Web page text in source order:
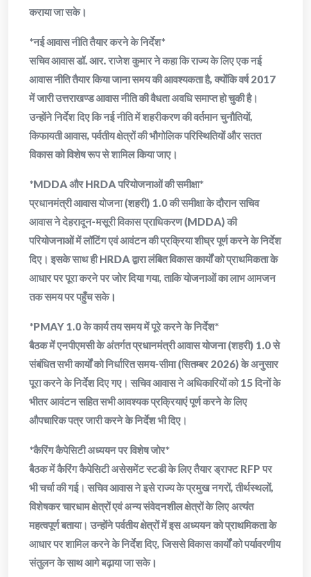
कराया जा सके।
*नई आवास नीति तैयार करने के निर्देश*
सचिव आवास डॉ. आर. राजेश कुमार ने कहा कि राज्य के लिए एक नई
आवास नीति तैयार किया जाना समय की आवश्यकता है, क्योंकि वर्ष 2017
में जारी उत्तराखण्ड आवास नीति की वैधता अवधि समाप्त हो चुकी है।
उन्होंने निर्देश दिए कि नई नीति में शहरीकरण की वर्तमान चुनौतियों,
किफायती आवास, पर्वतीय क्षेत्रों की भौगोलिक परिस्थितियों और सतत
विकास को विशेष रूप से शामिल किया जाए।
*MDDA और HRDA परियोजनाओं की समीक्षा*
प्रधानमंत्री आवास योजना (शहरी) 1.0 की समीक्षा के दौरान सचिव
आवास ने देहरादून-मसूरी विकास प्राधिकरण (MDDA) की
परियोजनाओं में लॉटिंग एवं आवंटन की प्रक्रिया शीघ्र पूर्ण करने के निर्देश
दिए। इसके साथ ही HRDA द्वारा लंबित विकास कार्यों को प्राथमिकता के
आधार पर पूरा करने पर जोर दिया गया, ताकि योजनाओं का लाभ आमजन
तक समय पर पहुँच सके।
*PMAY 1.0 के कार्य तय समय में पूरे करने के निर्देश*
बैठक में एनपीएमसी के अंतर्गत प्रधानमंत्री आवास योजना (शहरी) 1.0 से
संबंधित सभी कार्यों को निर्धारित समय-सीमा (सितम्बर 2026) के अनुसार
पूरा करने के निर्देश दिए गए। सचिव आवास ने अधिकारियों को 15 दिनों के
भीतर आवंटन सहित सभी आवश्यक प्रक्रियाएं पूर्ण करने के लिए
औपचारिक पत्र जारी करने के निर्देश भी दिए।
*कैरिंग कैपेसिटी अध्ययन पर विशेष जोर*
बैठक में कैरिंग कैपेसिटी असेसमेंट स्टडी के लिए तैयार ड्राफ्ट RFP पर
भी चर्चा की गई। सचिव आवास ने इसे राज्य के प्रमुख नगरों, तीर्थस्थलों,
विशेषकर चारधाम क्षेत्रों एवं अन्य संवेदनशील क्षेत्रों के लिए अत्यंत
महत्वपूर्ण बताया। उन्होंने पर्वतीय क्षेत्रों में इस अध्ययन को प्राथमिकता के
आधार पर शामिल करने के निर्देश दिए, जिससे विकास कार्यों को पर्यावरणीय
संतुलन के साथ आगे बढ़ाया जा सके।